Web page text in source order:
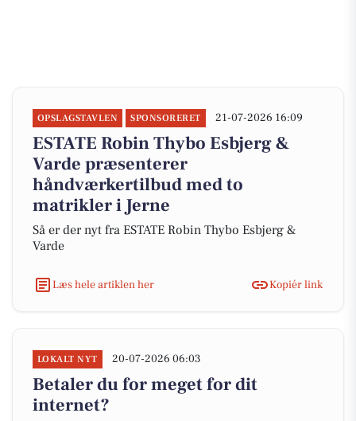
OPSLAGSTAVLEN SPONSORERET 21-07-2026 16:09
ESTATE Robin Thybo Esbjerg &
Varde præsenterer
håndværkertilbud med to
matrikler i Jerne
Så er der nyt fra ESTATE Robin Thybo Esbjerg &
Varde
Læs hele artiklen her Kopiér link
LOKALT NYT 20-07-2026 06:03
Betaler du for meget for dit
internet?